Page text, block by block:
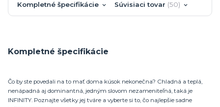
Kompletné špecifikácie Súvisiaci tovar 50
Kompletné špecifikácie
Čo by ste povedali na to mať doma kúsok nekonečna? Chladná a teplá,
nenápadná aj dominantná, jedným slovom nezameniteľná, taká je
INFINITY. Poznajte všetky jej tváre a vyberte si to, čo najlepšie sadne